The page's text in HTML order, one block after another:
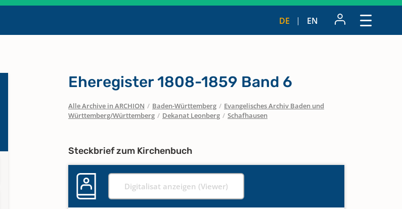
DE EN
Eheregister 1808-1859 Band 6
Alle Archive in ARCHION / Baden-Württemberg / Evangelisches Archiv Baden und
Württemberg/Württemberg / Dekanat Leonberg / Schafhausen
Steckbrief zum Kirchenbuch
Digitalisat anzeigen (Viewer)